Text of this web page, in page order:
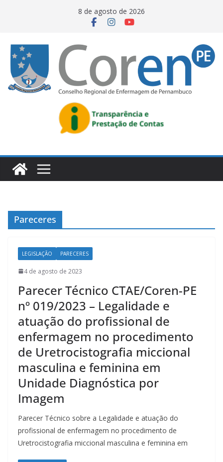
8 de agosto de 2026
Pareceres
LEGISLAÇÃO PARECERES
4 de agosto de 2023
Parecer Técnico CTAE/Coren-PE
nº 019/2023 – Legalidade e
atuação do profissional de
enfermagem no procedimento
de Uretrocistografia miccional
masculina e feminina em
Unidade Diagnóstica por
Imagem
Parecer Técnico sobre a Legalidade e atuação do
profissional de enfermagem no procedimento de
Uretrocistografia miccional masculina e feminina em